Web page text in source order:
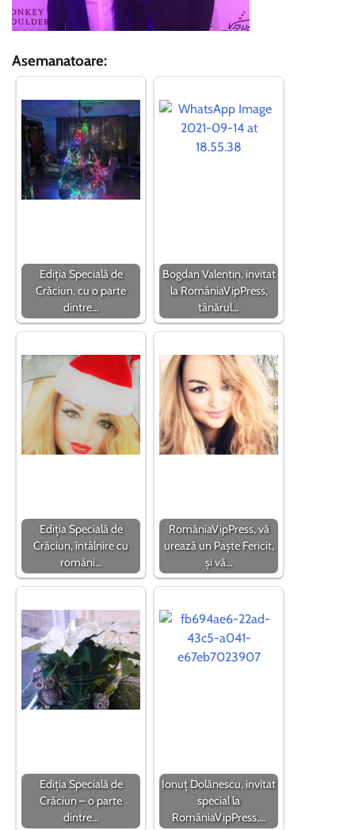
Asemanatoare:
Ediția Specială de
Crăciun, cu o parte
dintre…
Bogdan Valentin, invitat
la RomâniaVipPress,
tânărul…
Ediția Specială de
Crăciun, întâlnire cu
români…
RomâniaVipPress, vă
urează un Paște Fericit,
și vă…
Ediția Specială de
Crăciun – o parte
dintre…
Ionuț Dolănescu, invitat
special la
RomâniaVipPress,…